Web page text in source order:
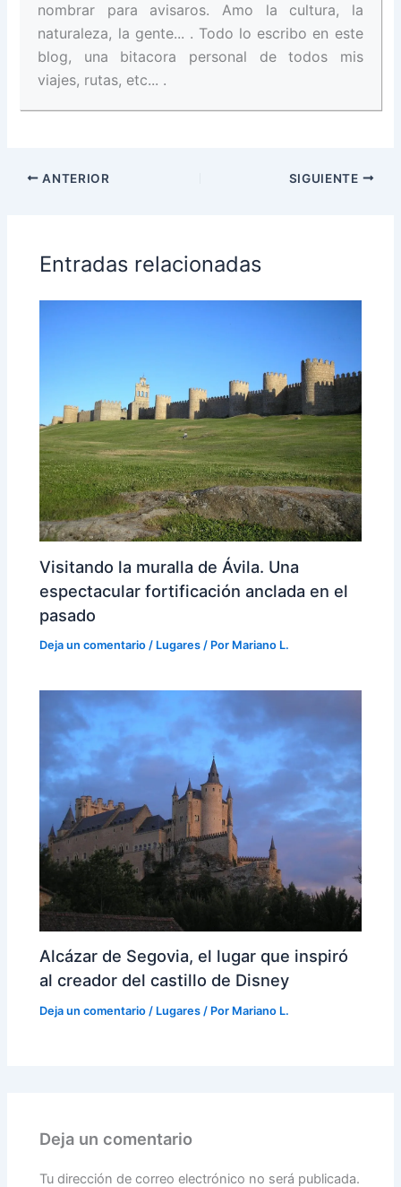
nombrar para avisaros. Amo la cultura, la
naturaleza, la gente... . Todo lo escribo en este
blog, una bitacora personal de todos mis
viajes, rutas, etc... .
ANTERIOR SIGUIENTE
Entradas relacionadas
Visitando la muralla de Ávila. Una
espectacular fortificación anclada en el
pasado
Deja un comentario / Lugares / Por Mariano L.
Alcázar de Segovia, el lugar que inspiró
al creador del castillo de Disney
Deja un comentario / Lugares / Por Mariano L.
Deja un comentario
Tu dirección de correo electrónico no será publicada.